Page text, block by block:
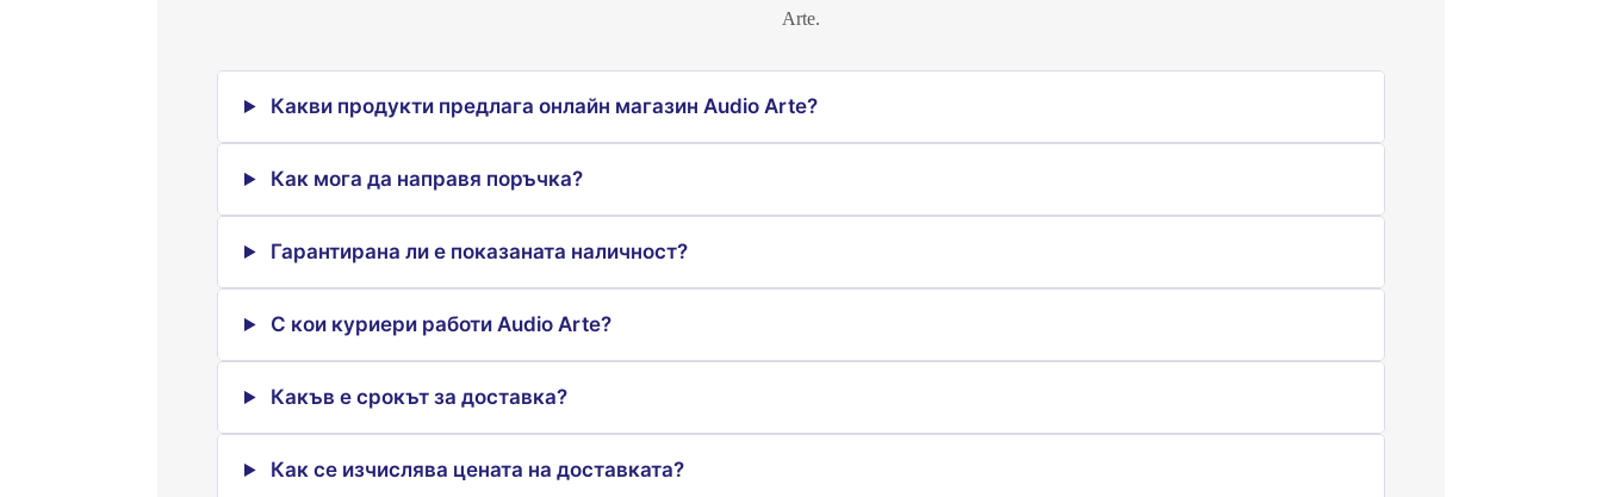
Arte.
Какви продукти предлага онлайн магазин Audio Arte?
Как мога да направя поръчка?
Гарантирана ли е показаната наличност?
С кои куриери работи Audio Arte?
Какъв е срокът за доставка?
Как се изчислява цената на доставката?